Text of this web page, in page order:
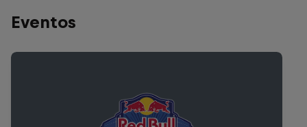
Eventos